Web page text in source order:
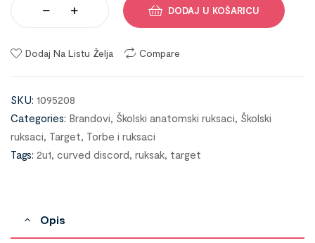
DODAJ U KOŠARICU
Dodaj Na Listu Želja Compare
SKU: 1095208
Categories: Brandovi, Školski anatomski ruksaci, Školski
ruksaci, Target, Torbe i ruksaci
Tags: 2u1, curved discord, ruksak, target
Opis